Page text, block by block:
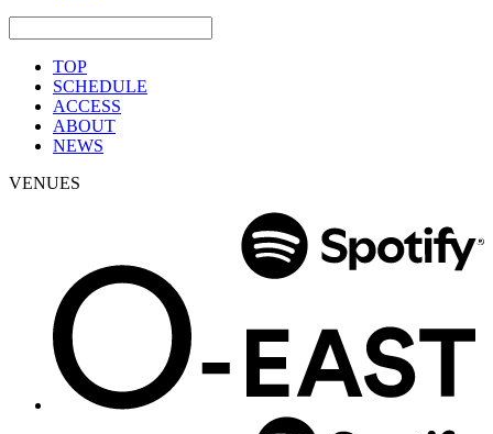
TOP
SCHEDULE
ACCESS
ABOUT
NEWS
VENUES